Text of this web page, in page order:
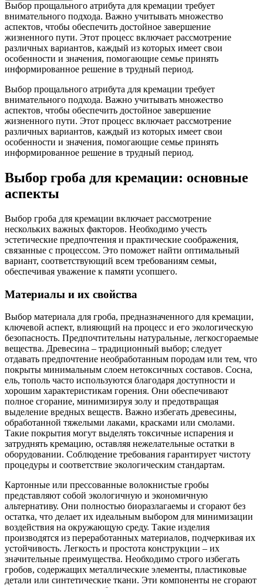
Выбор прощального атрибута для кремации требует
внимательного подхода. Важно учитывать множество
аспектов, чтобы обеспечить достойное завершение
жизненного пути. Этот процесс включает рассмотрение
различных вариантов, каждый из которых имеет свои
особенности и значения, помогающие семье принять
информированное решение в трудный период.
Выбор прощального атрибута для кремации требует
внимательного подхода. Важно учитывать множество
аспектов, чтобы обеспечить достойное завершение
жизненного пути. Этот процесс включает рассмотрение
различных вариантов, каждый из которых имеет свои
особенности и значения, помогающие семье принять
информированное решение в трудный период.
Выбор гроба для кремации: основные
аспекты
Выбор гроба для кремации включает рассмотрение
нескольких важных факторов. Необходимо учесть
эстетические предпочтения и практические соображения,
связанные с процессом. Это поможет найти оптимальный
вариант, соответствующий всем требованиям семьи,
обеспечивая уважение к памяти усопшего.
Материалы и их свойства
Выбор материала для гроба, предназначенного для кремации,
ключевой аспект, влияющий на процесс и его экологическую
безопасность. Предпочтительны натуральные, легкосгораемые
вещества. Древесина – традиционный выбор; следует
отдавать предпочтение необработанным породам или тем, что
покрыты минимальным слоем нетоксичных составов. Сосна,
ель, тополь часто используются благодаря доступности и
хорошим характеристикам горения. Они обеспечивают
полное сгорание, минимизируя золу и предотвращая
выделение вредных веществ. Важно избегать древесины,
обработанной тяжелыми лаками, красками или смолами.
Такие покрытия могут выделять токсичные испарения и
затруднять кремацию, оставляя нежелательные остатки в
оборудовании. Соблюдение требования гарантирует чистоту
процедуры и соответствие экологическим стандартам.
Картонные или прессованные волокнистые гробы
представляют собой экологичную и экономичную
альтернативу. Они полностью биоразлагаемы и сгорают без
остатка, что делает их идеальным выбором для минимизации
воздействия на окружающую среду. Такие изделия
производятся из переработанных материалов, подчеркивая их
устойчивость. Легкость и простота конструкции – их
значительные преимущества. Необходимо строго избегать
гробов, содержащих металлические элементы, пластиковые
детали или синтетические ткани. Эти компоненты не сгорают